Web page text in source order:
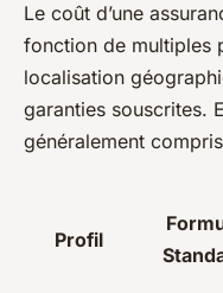
Le coût d’une
fonction de multiples
localisation
garanties souscrites.
généralement
Profil